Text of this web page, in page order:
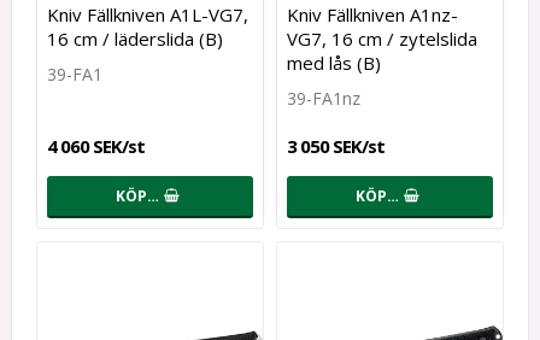
Kniv Fällkniven A1L-VG7,
16 cm / läderslida (B)
39-FA1
4 060 SEK/st
KÖP…
Kniv Fällkniven A1nz-
VG7, 16 cm / zytelslida
med lås (B)
39-FA1nz
3 050 SEK/st
KÖP…